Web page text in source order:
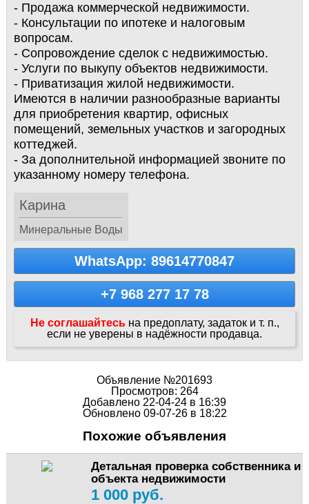
- Продажа коммерческой недвижимости.
- Консультации по ипотеке и налоговым
вопросам.
- Сопровождение сделок с недвижимостью.
- Услуги по выкупу объектов недвижимости.
- Приватизация жилой недвижимости.
Имеются в наличии разнообразные варианты
для приобретения квартир, офисных
помещений, земельных участков и загородных
коттеджей.
- За дополнительной информацией звоните по
указанному номеру телефона.
Карина
Минеральные Воды
WhatsApp: 89614770847
+7 968 277 17 78
Не соглашайтесь на предоплату, задаток и т. п.,
если не уверены в надёжности продавца.
Объявление №201693
Просмотров: 264
Добавлено 22-04-24 в 16:39
Обновлено 09-07-26 в 18:22
Похожие объявления
Детальная проверка собственника и
объекта недвижимости
1 000 руб.